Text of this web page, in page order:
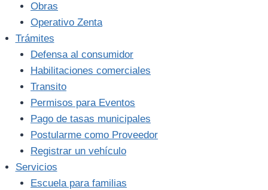
Obras
Operativo Zenta
Trámites
Defensa al consumidor
Habilitaciones comerciales
Transito
Permisos para Eventos
Pago de tasas municipales
Postularme como Proveedor
Registrar un vehículo
Servicios
Escuela para familias